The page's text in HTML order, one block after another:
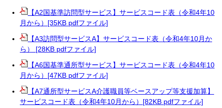
【A2国基準訪問型サービス】サービスコード表（令和4年10
月から）[35KB pdfファイル]
【A3訪問型サービスA】サービスコード表（令和4年10月か
ら） [28KB pdfファイル]
【A6国基準通所型サービス】サービスコード表（令和4年10
月から）[47KB pdfファイル]
【A7通所型サービスA介護職員等ベースアップ等支援加算】
サービスコード表（令和4年10月から）[82KB pdfファイル]